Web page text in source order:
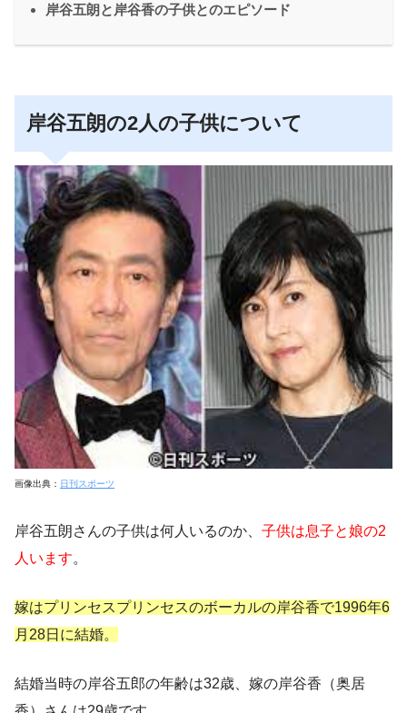
岸谷五朗と岸谷香の子供とのエピソード
岸谷五朗の2人の子供について
画像出典： 日刊スポーツ
岸谷五朗さんの子供は何人いるのか、 子供は息子と娘の2
人います。
嫁はプリンセスプリンセスのボーカルの岸谷香で1996年6
月28日に結婚。
結婚当時の岸谷五郎の年齢は32歳、嫁の岸谷香（奥居